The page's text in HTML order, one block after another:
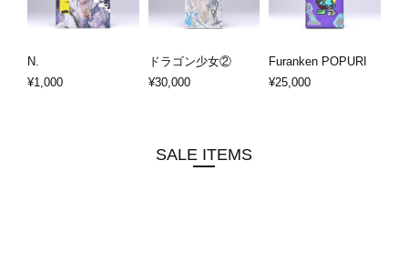
N.
¥1,000
ドラゴン少女②
¥30,000
Furanken POPURI
¥25,000
SALE ITEMS